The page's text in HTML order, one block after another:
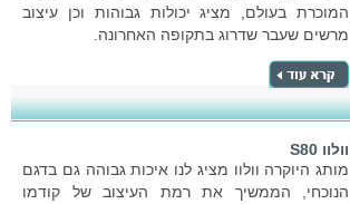
המוכרת בעולם, מציג יכולות גבוהות וכן עיצוב
מרשים שעבר שדרוג בתקופה האחרונה.
וולוו S80
מותג היוקרה וולוו מציג לנו איכות גבוהה גם בדגם
הנוכחי, הממשיך את רמת העיצוב של קודמו